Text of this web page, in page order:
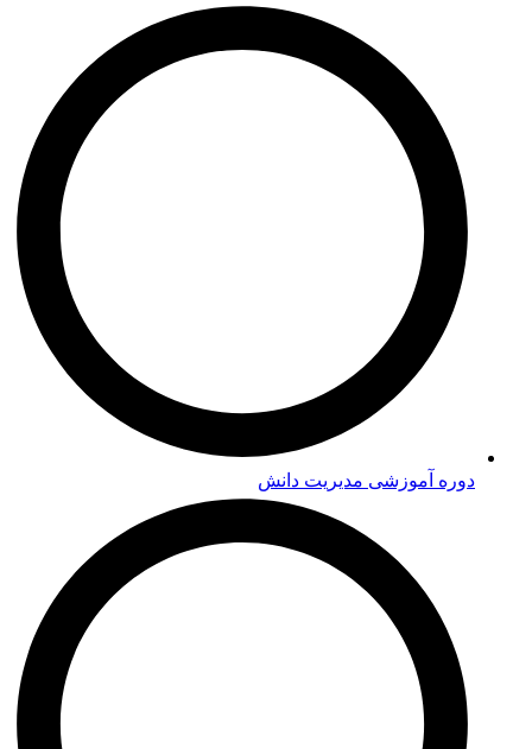
دوره‌ آموزشی مدیریت دانش